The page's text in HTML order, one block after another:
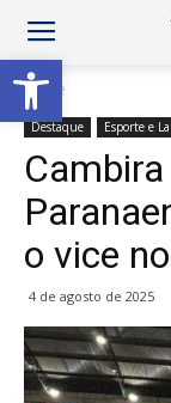
Abrir a barra de
Home
Destaque Esporte e
o vice
4 de agosto de 2025